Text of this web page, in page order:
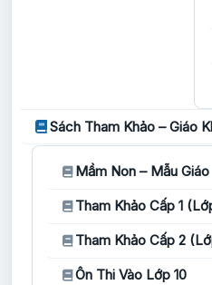
Sách Tham Khảo – Giáo
Mầm Non – Mẫu Giáo
Tham Khảo Cấp 1
Tham Khảo Cấp 2
Ôn Thi Vào Lớp 10